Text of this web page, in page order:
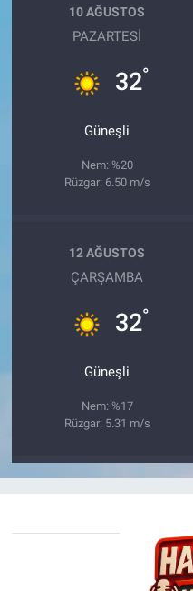
10 AĞUSTOS
PAZARTESI
32°
Güneşli
Nem: %20
Rüzgar: 6.50 m/s
12 AĞUSTOS
ÇARŞAMBA
32°
Güneşli
Nem: %17
Rüzgar: 5.31 m/s